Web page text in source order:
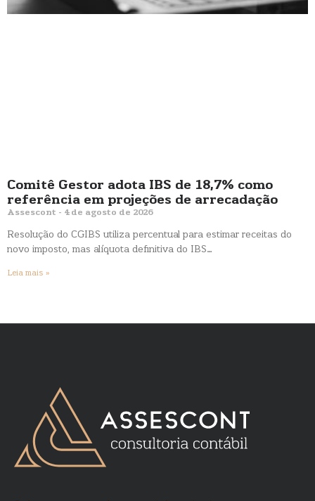
Comitê Gestor adota IBS de 18,7% como
referência em projeções de arrecadação
Assescont 4 de agosto de 2026
Resolução do CGIBS utiliza percentual para estimar receitas do
novo imposto, mas alíquota definitiva do IBS…
Leia mais »